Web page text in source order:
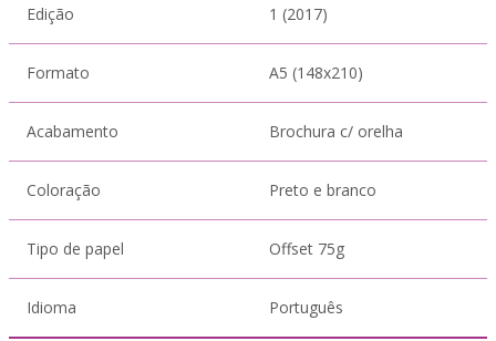
Edição 1 (2017)
Formato A5 (148x210)
Acabamento Brochura c/ orelha
Coloração Preto e branco
Tipo de papel Offset 75g
Idioma Português